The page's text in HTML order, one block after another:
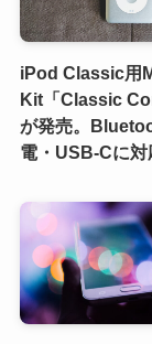
iPod Classic用
Kit「Classic
が発売。
電・USB-Cに対